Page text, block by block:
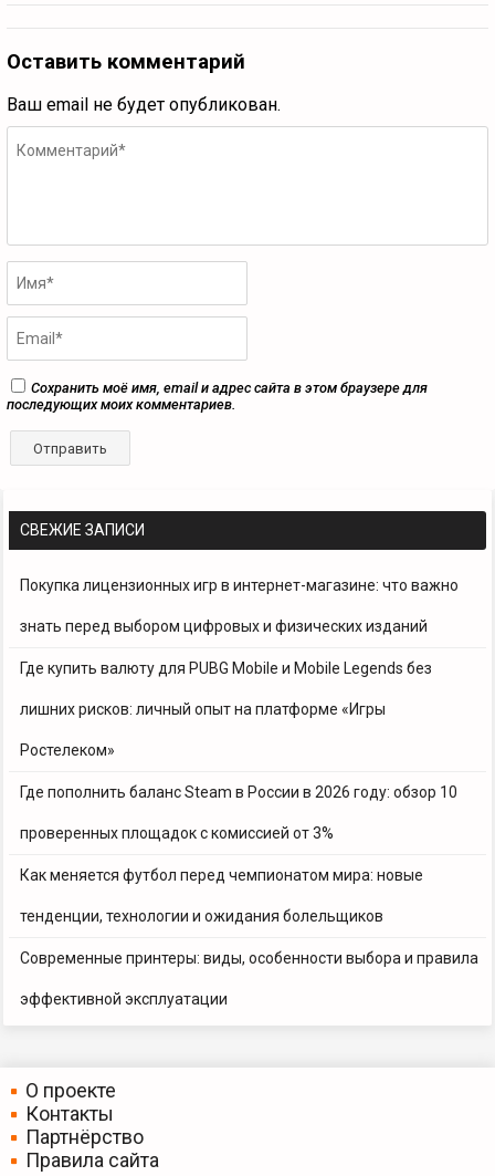
СВЕЖИЕ ЗАПИСИ
Покупка лицензионных игр в интернет-магазине: что важно
знать перед выбором цифровых и физических изданий
Где купить валюту для PUBG Mobile и Mobile Legends без
лишних рисков: личный опыт на платформе «Игры
Ростелеком»
Где пополнить баланс Steam в России в 2026 году: обзор 10
проверенных площадок с комиссией от 3%
Как меняется футбол перед чемпионатом мира: новые
тенденции, технологии и ожидания болельщиков
Современные принтеры: виды, особенности выбора и правила
эффективной эксплуатации
Оставить комментарий
Ваш email не будет опубликован.
Сохранить моё имя, email и адрес сайта в этом браузере для
последующих моих комментариев.
О проекте
Контакты
Партнёрство
Правила сайта